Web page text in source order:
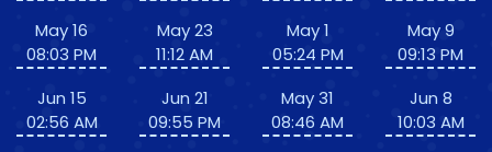
May 16
08:03 PM
Jun 15
02:56 AM
May 23
11:12 AM
Jun 21
09:55 PM
May 1
05:24 PM
May 31
08:46 AM
May 9
09:13 PM
Jun 8
10:03 AM